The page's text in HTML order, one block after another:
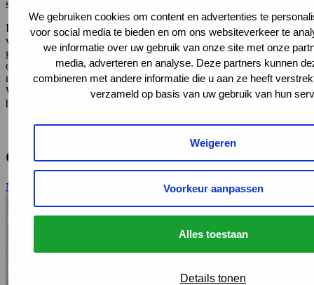
We gebruiken cookies om content en advertenties te
voor social media te bieden en om ons websiteverkeer te
we informatie over uw gebruik van onze site met onze
media, adverteren en analyse. Deze partners kunnen
combineren met andere informatie die u aan ze heeft
verzameld op basis van uw gebruik van hun
Weigeren
Voorkeur aanpassen
Alles toestaan
Details tonen
samenwerkingspartners van het platform.
In Fit for Work hebben professionals en ervaringsdeskundigen
vanuit zo’n 25 maatschappelijke organisaties hun krachten
gebundeld. Gezamenlijk werken zij onder meer aan praktische
ondersteuning voor werkenden en werkgevers en aan politieke en
maatschappelijke agendering.In een online documentgeeft Fit for
Work een overzicht van de resultaten die zij afgelopen decennium
boekten.
Gerelateerd
Naar al het nieuws